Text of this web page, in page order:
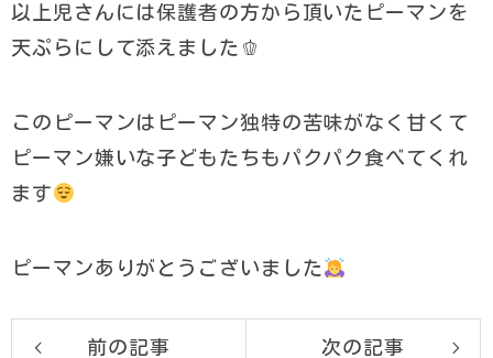
以上児さんには保護者の方から頂いたピーマンを
天ぷらにして添えました🫑
このピーマンはピーマン独特の苦味がなく甘くて
ピーマン嫌いな子どもたちもパクパク食べてくれ
ます
ピーマンありがとうございました
前の記事 次の記事